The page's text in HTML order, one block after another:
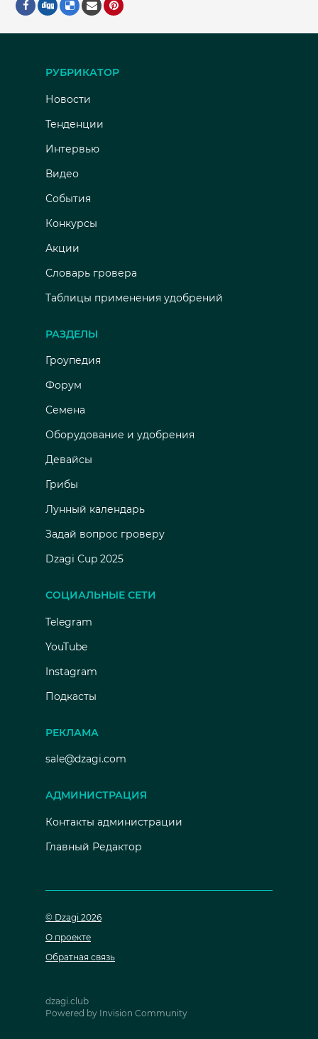
РУБРИКАТОР
Новости
Тенденции
Интервью
Видео
События
Конкурсы
Акции
Словарь гровера
Таблицы применения удобрений
РАЗДЕЛЫ
Гроупедия
Форум
Семена
Оборудование и удобрения
Девайсы
Грибы
Лунный календарь
Задай вопрос гроверу
Dzagi Cup 2025
СОЦИАЛЬНЫЕ СЕТИ
Telegram
YouTube
Instagram
Подкасты
РЕКЛАМА
sale@dzagi.com
АДМИНИСТРАЦИЯ
Контакты администрации
Главный Редактор
© Dzagi 2026
О проекте
Обратная связь
dzagi.club
Powered by Invision Community